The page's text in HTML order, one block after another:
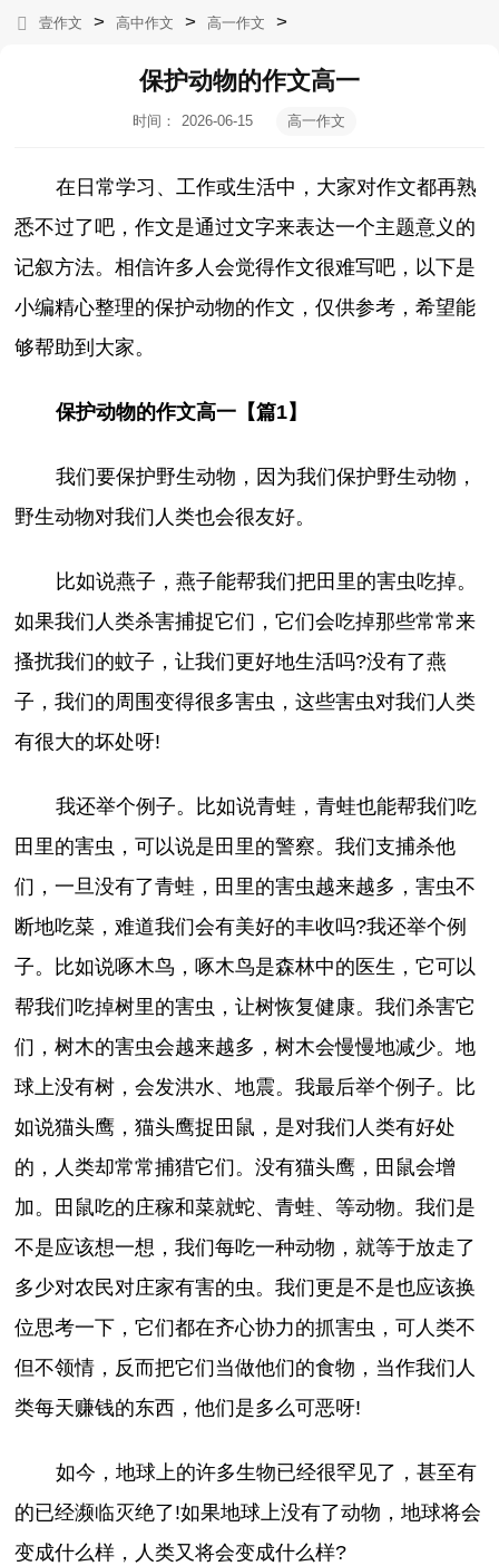
壹作文 > 高中作文 > 高一作文 >
保护动物的作文高一
时间：
2026-06-15
高一作文
在日常学习、工作或生活中，大家对作文都再熟
悉不过了吧，作文是通过文字来表达一个主题意义的
记叙方法。相信许多人会觉得作文很难写吧，以下是
小编精心整理的保护动物的作文，仅供参考，希望能
够帮助到大家。
保护动物的作文高一【篇1】
我们要保护野生动物，因为我们保护野生动物，
野生动物对我们人类也会很友好。
比如说燕子，燕子能帮我们把田里的害虫吃掉。
如果我们人类杀害捕捉它们，它们会吃掉那些常常来
搔扰我们的蚊子，让我们更好地生活吗?没有了燕
子，我们的周围变得很多害虫，这些害虫对我们人类
有很大的坏处呀!
我还举个例子。比如说青蛙，青蛙也能帮我们吃
田里的害虫，可以说是田里的警察。我们支捕杀他
们，一旦没有了青蛙，田里的害虫越来越多，害虫不
断地吃菜，难道我们会有美好的丰收吗?我还举个例
子。比如说啄木鸟，啄木鸟是森林中的医生，它可以
帮我们吃掉树里的害虫，让树恢复健康。我们杀害它
们，树木的害虫会越来越多，树木会慢慢地减少。地
球上没有树，会发洪水、地震。我最后举个例子。比
如说猫头鹰，猫头鹰捉田鼠，是对我们人类有好处
的，人类却常常捕猎它们。没有猫头鹰，田鼠会增
加。田鼠吃的庄稼和菜就蛇、青蛙、等动物。我们是
不是应该想一想，我们每吃一种动物，就等于放走了
多少对农民对庄家有害的虫。我们更是不是也应该换
位思考一下，它们都在齐心协力的抓害虫，可人类不
但不领情，反而把它们当做他们的食物，当作我们人
类每天赚钱的东西，他们是多么可恶呀!
如今，地球上的许多生物已经很罕见了，甚至有
的已经濒临灭绝了!如果地球上没有了动物，地球将会
变成什么样，人类又将会变成什么样?